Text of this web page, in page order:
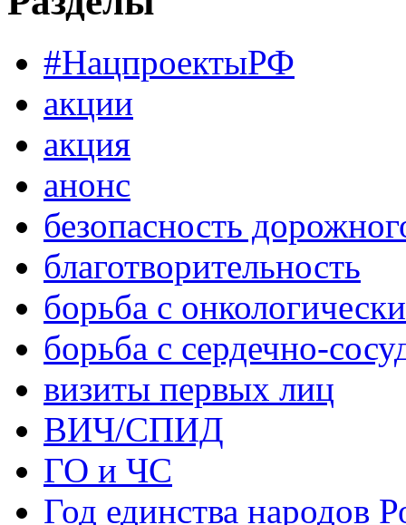
#НацпроектыРФ
акции
акция
анонс
безопасность
благотворительность
борьба с
борьба с сердечно-
визиты первых лиц
ВИЧ/СПИД
ГО и ЧС
Год единства народов